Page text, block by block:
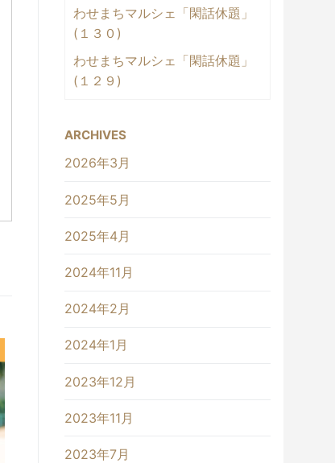
わせまちマルシェ「閑話休題」
(１３０)
わせまちマルシェ「閑話休題」
(１２９)
ARCHIVES
2026年3月
2025年5月
2025年4月
2024年11月
2024年2月
2024年1月
2023年12月
2023年11月
2023年7月